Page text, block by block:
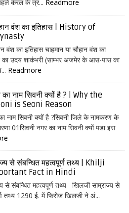
केरल के त्र... Readmore
वंश का इतिहास | History of
वंश का इतिहास चाहमान या चौहान वंश का
उदय शाकंभरी (साम्भर अजमेर के आस-पास का
Readmore
नाम सिवनी क्यों है ? | Why the
is Seoni Reason
नाम सिवनी क्यों है ?सिवनी जिले के नामकरण के
01सिवनी नगर का नाम सिवनी क्यों पडा इस
से संबन्धित महत्वपूर्ण तथ्य | Khilji
Fact in Hindi
से संबन्धित महत्वपूर्ण तथ्य खिलजी साम्राज्य से
तथ्य 1290 ई. में फिरोज खिलजी ने अं...